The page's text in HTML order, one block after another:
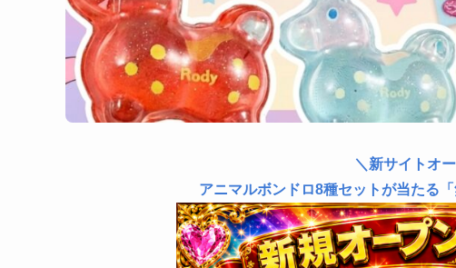
＼新サイトオ
アニマルボンドロ8種セットが当たる